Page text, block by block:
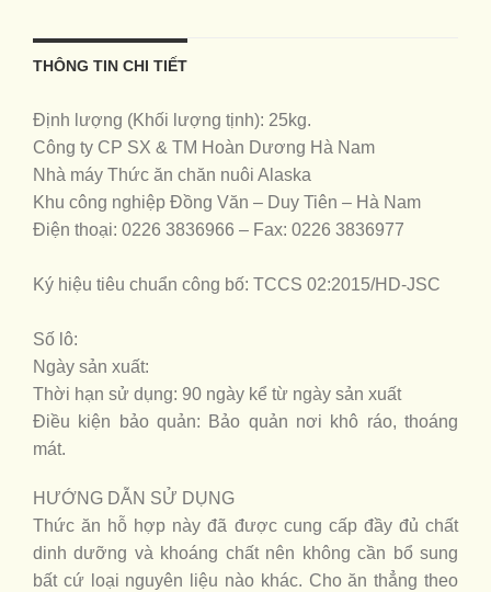
THÔNG TIN CHI TIẾT
Định lượng (Khối lượng tịnh): 25kg.
Công ty CP SX & TM Hoàn Dương Hà Nam
Nhà máy Thức ăn chăn nuôi Alaska
Khu công nghiệp Đồng Văn – Duy Tiên – Hà Nam
Điện thoại: 0226 3836966 – Fax: 0226 3836977
Ký hiệu tiêu chuẩn công bố: TCCS 02:2015/HD-JSC
Số lô:
Ngày sản xuất:
Thời hạn sử dụng: 90 ngày kể từ ngày sản xuất
Điều kiện bảo quản: Bảo quản nơi khô ráo, thoáng
mát.
HƯỚNG DẪN SỬ DỤNG
Thức ăn hỗ hợp này đã được cung cấp đầy đủ chất
dinh dưỡng và khoáng chất nên không cần bổ sung
bất cứ loại nguyên liệu nào khác. Cho ăn thẳng theo